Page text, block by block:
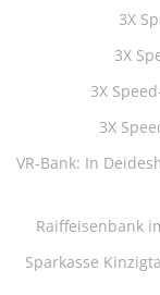
3X
3X
3X
3X
VR-Bank: In
Raiffeisenbank
Sparkasse